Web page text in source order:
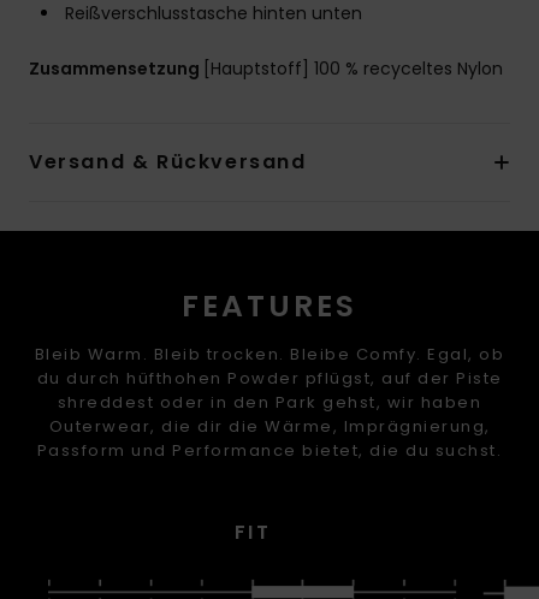
Reißverschlusstasche hinten unten
Zusammensetzung [Hauptstoff] 100 % recyceltes Nylon
Versand & Rückversand
FEATURES
Bleib Warm. Bleib trocken. Bleibe Comfy. Egal, ob
du durch hüfthohen Powder pflügst, auf der Piste
shreddest oder in den Park gehst, wir haben
Outerwear, die dir die Wärme, Imprägnierung,
Passform und Performance bietet, die du suchst.
FIT